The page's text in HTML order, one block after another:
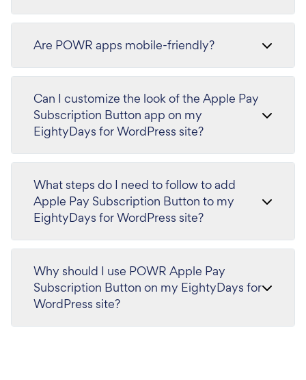
Are POWR apps mobile-friendly?
Can I customize the look of the Apple Pay
Subscription Button app on my
EightyDays for WordPress site?
What steps do I need to follow to add
Apple Pay Subscription Button to my
EightyDays for WordPress site?
Why should I use POWR Apple Pay
Subscription Button on my EightyDays for
WordPress site?